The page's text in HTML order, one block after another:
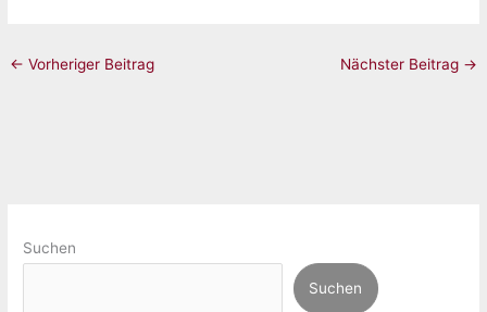
← Vorheriger Beitrag Nächster Beitrag →
Suchen
Suchen